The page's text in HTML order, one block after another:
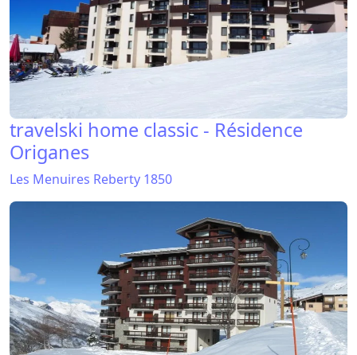
travelski home classic - Résidence
Origanes
Les Menuires Reberty 1850